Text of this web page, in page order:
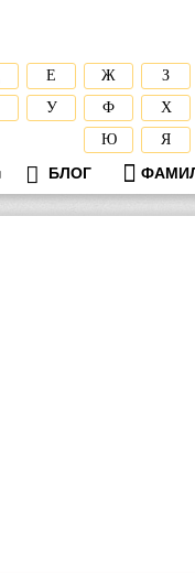
Е Ж
З
У Ф
Х
Ю
Я
БЛОГ